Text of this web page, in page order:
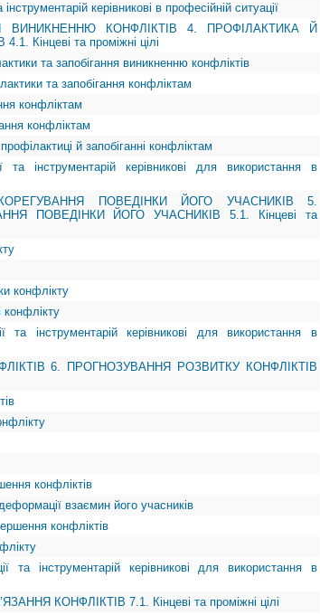
керівникові в професійній ситуації
ВИНИКНЕННЮ КОНФЛІКТІВ 4. ПРОФІЛАКТИКА Й
та проміжні цілі
та запобігання виникненню конфліктів
та запобігання конфліктам
конфліктам
конфліктам
й запобіганні конфліктам
та інструментарій керівникові для використання в
ПОВЕДІНКИ ЙОГО УЧАСНИКІВ 5.
ПОВЕДІНКИ ЙОГО УЧАСНИКІВ 5.1. Кінцеві та
конфлікту
конфлікту
та інструментарій керівникові для використання в
6. ПРОГНОЗУВАННЯ РОЗВИТКУ КОНФЛІКТІВ
конфліктів
взаємин його учасників
конфліктів
та інструментарій керівникові для використання в
КОНФЛІКТІВ 7.1. Кінцеві та проміжні цілі